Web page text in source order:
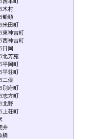
木村
船頭
米田町
東神吉町
西神吉町
日岡
北芳苑
平岡町
平荘町
二俣
別府町
志方町
北野
上荘町
井
橋